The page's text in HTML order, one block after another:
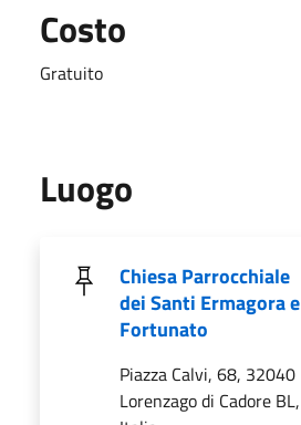
Costo
Gratuito
Luogo
Chiesa Parrocchiale
dei Santi Ermagora e
Fortunato
Piazza Calvi, 68, 32040
Lorenzago di Cadore BL,